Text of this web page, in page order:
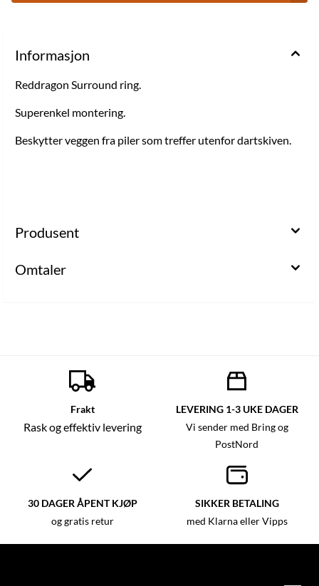
Informasjon
Reddragon Surround ring.
Superenkel montering.
Beskytter veggen fra piler som treffer utenfor dartskiven.
Produsent
Omtaler
Frakt
Rask og effektiv levering
LEVERING 1-3 UKE DAGER
Vi sender med Bring og
PostNord
30 DAGER ÅPENT KJØP
og gratis retur
SIKKER BETALING
med Klarna eller Vipps